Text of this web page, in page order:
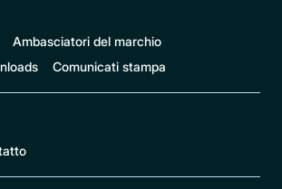
Ambasciatori del marchio
Comunicati stampa